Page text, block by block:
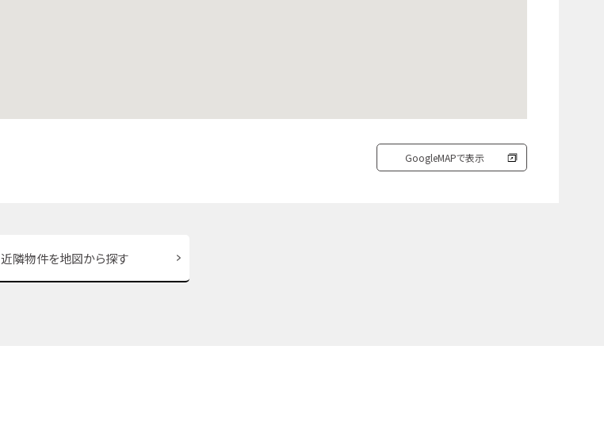
GoogleMAPで表示
近隣物件を地図から探す